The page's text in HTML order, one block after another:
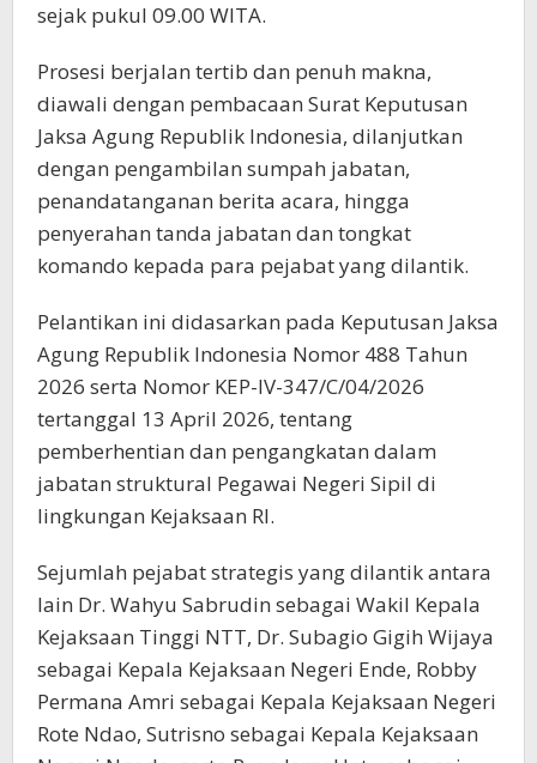
sejak pukul 09.00 WITA.
Prosesi berjalan tertib dan penuh makna,
diawali dengan pembacaan Surat Keputusan
Jaksa Agung Republik Indonesia, dilanjutkan
dengan pengambilan sumpah jabatan,
penandatanganan berita acara, hingga
penyerahan tanda jabatan dan tongkat
komando kepada para pejabat yang dilantik.
Pelantikan ini didasarkan pada Keputusan Jaksa
Agung Republik Indonesia Nomor 488 Tahun
2026 serta Nomor KEP-IV-347/C/04/2026
tertanggal 13 April 2026, tentang
pemberhentian dan pengangkatan dalam
jabatan struktural Pegawai Negeri Sipil di
lingkungan Kejaksaan RI.
Sejumlah pejabat strategis yang dilantik antara
lain Dr. Wahyu Sabrudin sebagai Wakil Kepala
Kejaksaan Tinggi NTT, Dr. Subagio Gigih Wijaya
sebagai Kepala Kejaksaan Negeri Ende, Robby
Permana Amri sebagai Kepala Kejaksaan Negeri
Rote Ndao, Sutrisno sebagai Kepala Kejaksaan